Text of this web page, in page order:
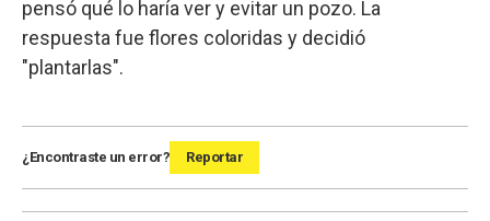
pensó qué lo haría ver y evitar un pozo. La
respuesta fue flores coloridas y decidió
"plantarlas".
¿Encontraste un error? Reportar